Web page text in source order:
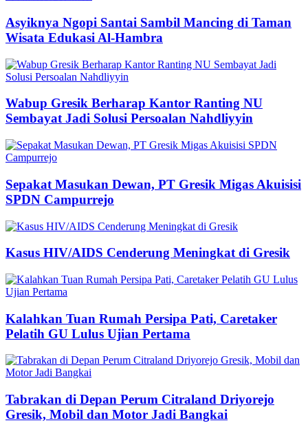
Asyiknya Ngopi Santai Sambil Mancing di Taman
Wisata Edukasi Al-Hambra
Wabup Gresik Berharap Kantor Ranting NU
Sembayat Jadi Solusi Persoalan Nahdliyyin
Sepakat Masukan Dewan, PT Gresik Migas Akuisisi
SPDN Campurrejo
Kasus HIV/AIDS Cenderung Meningkat di Gresik
Kalahkan Tuan Rumah Persipa Pati, Caretaker
Pelatih GU Lulus Ujian Pertama
Tabrakan di Depan Perum Citraland Driyorejo
Gresik, Mobil dan Motor Jadi Bangkai